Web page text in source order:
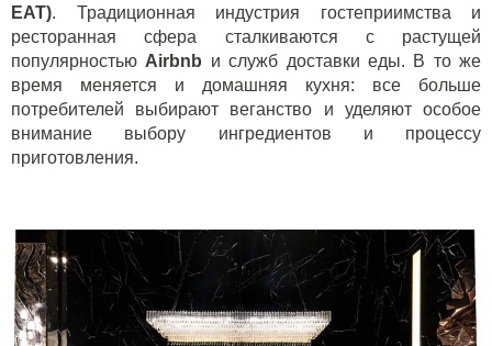
EAT). Традиционная индустрия гостеприимства и
ресторанная сфера сталкиваются с растущей
популярностьюAirbnb и служб доставки еды. В то же
время меняется и домашняя кухня: все больше
потребителей выбирают веганство и уделяют особое
внимание выбору ингредиентов и процессу
приготовления.